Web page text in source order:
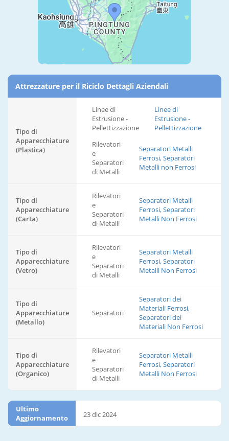
Attrezzature per il Riciclo Dettagli Aziendali
Tipo di
Apparecchiature
(Plastica)
Linee di
Estrusione -
Pellettizzazione
Linee di
Estrusione -
Pellettizzazione
Rilevatori
e
Separatori
di Metalli
Separatori Metalli
Ferrosi, Separatori
Metalli non Ferrosi
Tipo di
Apparecchiature
(Carta)
Rilevatori
e
Separatori
di Metalli
Separatori Metalli
Ferrosi, Separatori
Metalli Non Ferrosi
Tipo di
Apparecchiature
(Vetro)
Rilevatori
e
Separatori
di Metalli
Separatori Metalli
Ferrosi, Separatori
Metalli Non Ferrosi
Tipo di
Apparecchiature
(Metallo)
Separatori
Separatori dei
Materiali Ferrosi,
Separatori dei
Materiali Non Ferrosi
Tipo di
Apparecchiature
(Organico)
Rilevatori
e
Separatori
di Metalli
Separatori Metalli
Ferrosi, Separatori
Metalli Non Ferrosi
Ultimo
Aggiornamento
23 dic 2024